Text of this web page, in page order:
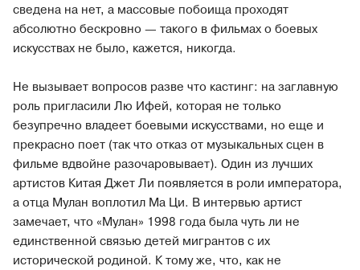
сведена на нет, а массовые побоища проходят
абсолютно бескровно — такого в фильмах о боевых
искусствах не было, кажется, никогда.
Не вызывает вопросов разве что кастинг: на заглавную
роль пригласили Лю Ифей, которая не только
безупречно владеет боевыми искусствами, но еще и
прекрасно поет (так что отказ от музыкальных сцен в
фильме вдвойне разочаровывает). Один из лучших
артистов Китая Джет Ли появляется в роли императора,
а отца Мулан воплотил Ма Ци. В интервью артист
замечает, что «Мулан» 1998 года была чуть ли не
единственной связью детей мигрантов с их
исторической родиной. К тому же, что, как не